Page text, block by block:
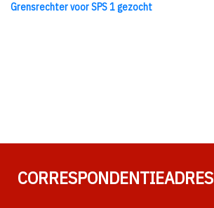
Grensrechter voor SPS 1 gezocht
CORRESPONDENTIEADRES